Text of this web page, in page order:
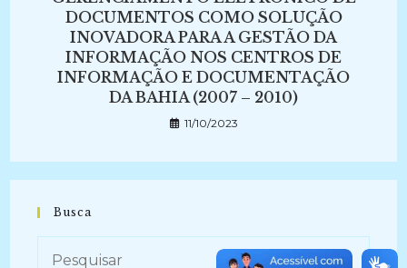
DOCUMENTOS COMO SOLUÇÃO
INOVADORA PARA A GESTÃO DA
INFORMAÇÃO NOS CENTROS DE
INFORMAÇÃO E DOCUMENTAÇÃO
DA BAHIA (2007 – 2010)
11/10/2023
Busca